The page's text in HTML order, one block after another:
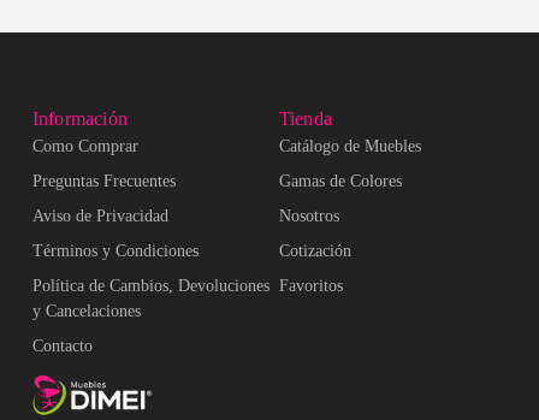
Información
Como Comprar
Preguntas Frecuentes
Aviso de Privacidad
Términos y Condiciones
Política de Cambios, Devoluciones
y Cancelaciones
Contacto
Tienda
Catálogo de Muebles
Gamas de Colores
Nosotros
Cotización
Favoritos